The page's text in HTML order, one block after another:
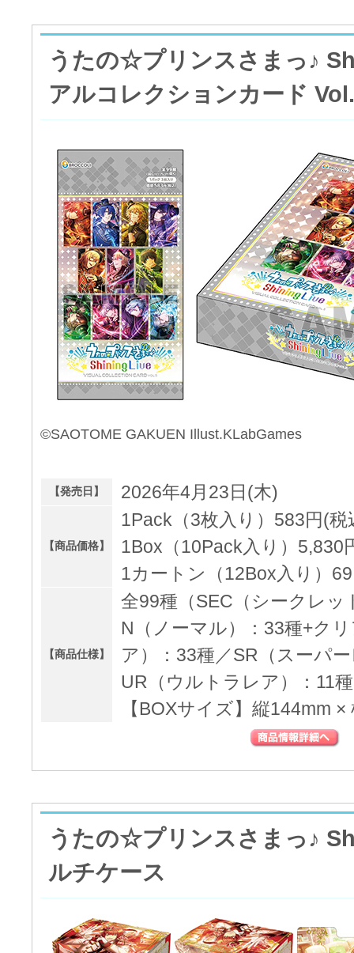
うたの☆プリンスさまっ♪
アルコレクションカード
©SAOTOME GAKUEN Illust.KLabGames
【発売日】 2026年4月23日(木)
【商品価格】
1Pack（3枚入り）583円(税
1Box（10Pack入り）5,830
1カートン（12Box入り）
【商品仕様】
全99種（SEC（シークレッ
N（ノーマル）：33種+ク
ア）：33種／SR（スーパ
UR（ウルトラレア）：11種
【BOXサイズ】縦144mm
うたの☆プリンスさまっ♪
ルチケース